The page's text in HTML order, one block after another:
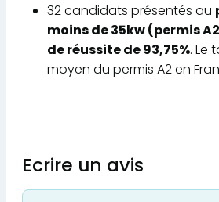
32 candidats présentés au
moins de 35kw (permis
de réussite de 93,75%. Le
moyen du permis A2 en
Ecrire un avis